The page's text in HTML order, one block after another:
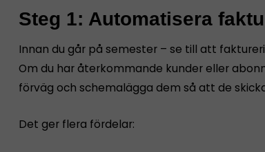
Steg 1: Automatisera
Innan du går på semester – se till att
Om du har återkommande kunder eller
förväg och schemalägga dem så att de
Det ger flera fördelar: